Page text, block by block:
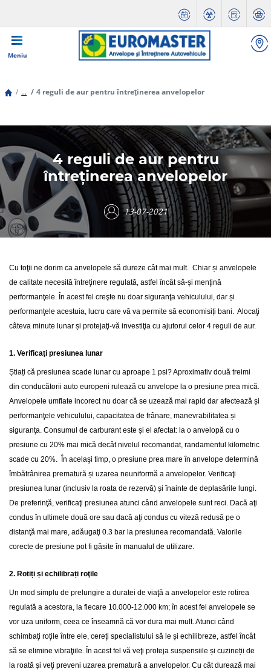
Meniu
... 4 reguli de aur pentru întreţinerea anvelopelor
4 reguli de aur pentru
întreţinerea anvelopelor
13-07-2021
Cu toţii ne dorim ca anvelopele să dureze cât mai mult. Chiar și anvelopele
de calitate necesită întreţinere regulată, astfel încât să-și menţină
performanţele. În acest fel creşte nu doar siguranţa vehiculului, dar și
performanţele acestuia, lucru care vă va permite să economisiți bani. Alocaţi
câteva minute lunar și protejaţi-vă investiţia cu ajutorul celor 4 reguli de aur.
1. Verificaţi presiunea lunar
Știați că presiunea scade lunar cu aproape 1 psi? Aproximativ două treimi
din conducătorii auto europeni rulează cu anvelope la o presiune prea mică.
Anvelopele umflate incorect nu doar că se uzează mai rapid dar afectează și
performanţele vehiculului, capacitatea de frânare, manevrabilitatea și
siguranţa. Consumul de carburant este și el afectat: la o anvelopă cu o
presiune cu 20% mai mică decât nivelul recomandat, randamentul kilometric
scade cu 20%. În acelaşi timp, o presiune prea mare în anvelope determină
îmbătrânirea prematură și uzarea neuniformă a anvelopelor. Verificaţi
presiunea lunar (inclusiv la roata de rezervă) și înainte de deplasările lungi.
De preferinţă, verificaţi presiunea atunci când anvelopele sunt reci. Dacă aţi
condus în ultimele două ore sau dacă aţi condus cu viteză redusă pe o
distanţă mai mare, adăugaţi 0.3 bar la presiunea recomandată. Valorile
corecte de presiune pot fi găsite în manualul de utilizare.
2. Rotiți și echilibrați roţile
Un mod simplu de prelungire a duratei de viaţă a anvelopelor este rotirea
regulată a acestora, la fiecare 10.000-12.000 km; în acest fel anvelopele se
vor uza uniform, ceea ce înseamnă că vor dura mai mult. Atunci când
schimbaţi roţile între ele, cereţi specialistului să le și echilibreze, astfel încât
să se elimine vibraţiile. În acest fel vă veţi proteja suspensiile și cuzineții de
la roată și veţi preveni uzarea prematură a anvelopelor. Cu cât durează mai